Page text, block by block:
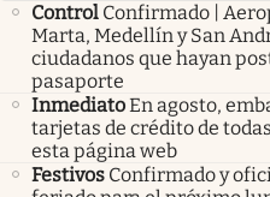
Control Confirmado |
Marta, Medellín y San
ciudadanos que hayan
pasaporte
InmediatoEn agosto,
tarjetas de crédito de
esta página web
Festivos Confirmado y